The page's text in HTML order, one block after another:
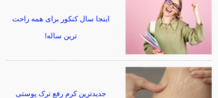
اینجا سال کنکور برای همه راحت
ترین ساله!
جدیدترین کرم رفع ترک پوستی